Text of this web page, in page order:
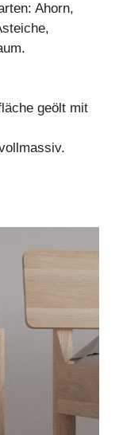
Ahorn,
geölt mit